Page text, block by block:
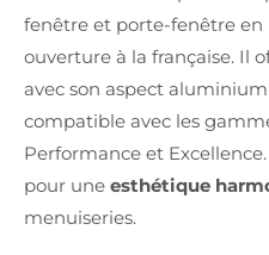
fenêtre et porte-fenêtre en
ouverture à la française. Il
avec son aspect
compatible avec les
Performance et
pour une esthétique
menuiseries.